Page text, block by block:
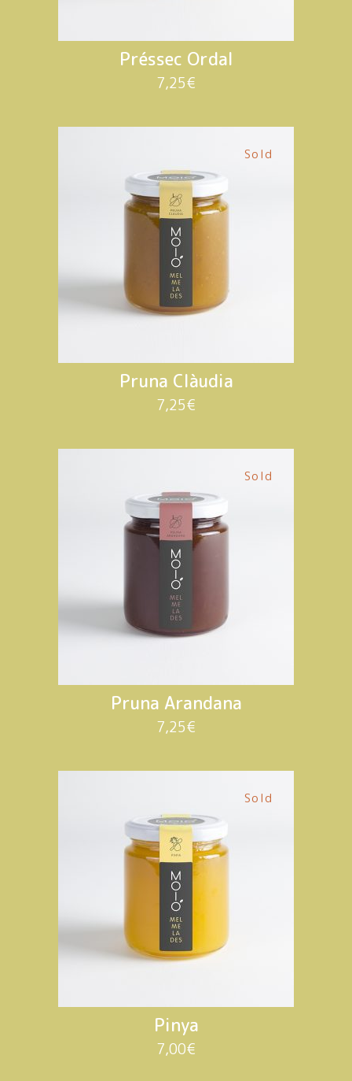
Préssec Ordal
7,25€
Sold
Pruna Clàudia
7,25€
Sold
Pruna Arandana
7,25€
Sold
Pinya
7,00€